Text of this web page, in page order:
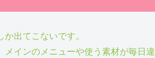
出てこないです。
インのメニューや使う素材が毎日違